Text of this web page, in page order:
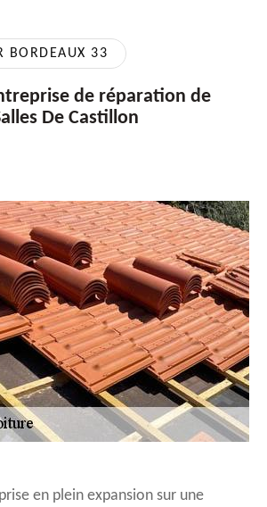
BORDEAUX 33
de réparation de
De Castillon
en plein expansion sur une